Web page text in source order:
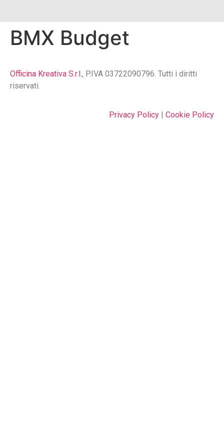
BMX Budget
Officina Kreativa S.r.l., P.IVA 03722090796. Tutti i diritti
riservati.
Privacy Policy Cookie Policy